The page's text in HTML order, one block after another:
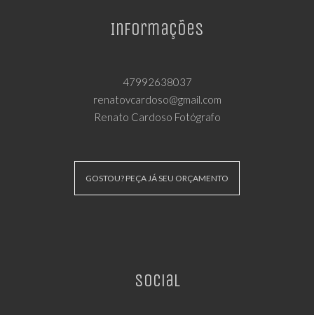
Informações
47992638037
renatovcardoso@gmail.com
Renato Cardoso Fotógrafo
GOSTOU? PEÇA JÁ SEU ORÇAMENTO
Social